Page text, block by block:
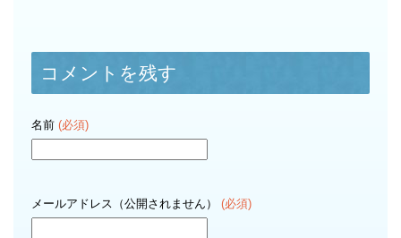
コメントを残す
名前 (必須)
メールアドレス（公開されません） (必須)